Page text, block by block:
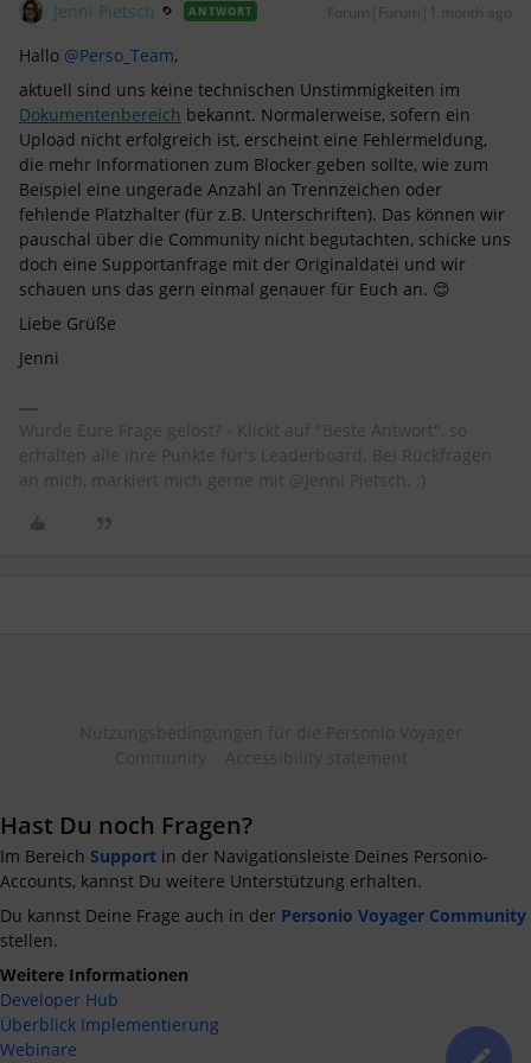
Jenni Pietsch ANTWORT
Hallo ​ @Perso_Team,
aktuell sind uns keine technischen Unstimmigkeiten im
Dokumentenbereich bekannt. Normalerweise, sofern ein
Upload nicht erfolgreich ist, erscheint eine Fehlermeldung,
die mehr Informationen zum Blocker geben sollte, wie zum
Beispiel eine ungerade Anzahl an Trennzeichen oder
fehlende Platzhalter (für z.B. Unterschriften). Das können wir
pauschal über die Community nicht begutachten, schicke uns
doch eine Supportanfrage mit der Originaldatei und wir
schauen uns das gern einmal genauer für Euch an. 😊
Liebe Grüße
Jenni
Hast Du noch Fragen?
Im Bereich Support in der Navigationsleiste Deines Personio-
Accounts, kannst Du weitere Unterstützung erhalten.
Du kannst Deine Frage auch in der Personio Voyager Community
stellen.
Weitere Informationen
Developer Hub
Überblick Implementierung
Webinare